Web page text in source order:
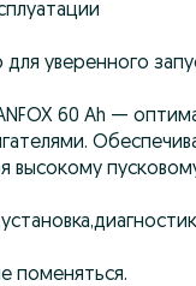
уверенного
60 Ah —
высокому
поменяться.